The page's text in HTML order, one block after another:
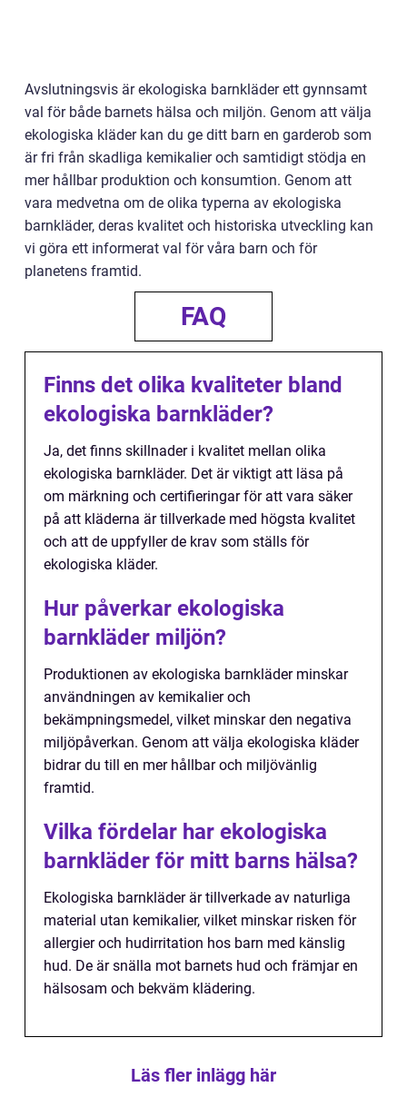
Avslutningsvis är ekologiska barnkläder ett gynnsamt
val för både barnets hälsa och miljön. Genom att välja
ekologiska kläder kan du ge ditt barn en garderob som
är fri från skadliga kemikalier och samtidigt stödja en
mer hållbar produktion och konsumtion. Genom att
vara medvetna om de olika typerna av ekologiska
barnkläder, deras kvalitet och historiska utveckling kan
vi göra ett informerat val för våra barn och för
planetens framtid.
FAQ
Finns det olika kvaliteter bland
ekologiska barnkläder?
Ja, det finns skillnader i kvalitet mellan olika
ekologiska barnkläder. Det är viktigt att läsa på
om märkning och certifieringar för att vara säker
på att kläderna är tillverkade med högsta kvalitet
och att de uppfyller de krav som ställs för
ekologiska kläder.
Hur påverkar ekologiska
barnkläder miljön?
Produktionen av ekologiska barnkläder minskar
användningen av kemikalier och
bekämpningsmedel, vilket minskar den negativa
miljöpåverkan. Genom att välja ekologiska kläder
bidrar du till en mer hållbar och miljövänlig
framtid.
Vilka fördelar har ekologiska
barnkläder för mitt barns hälsa?
Ekologiska barnkläder är tillverkade av naturliga
material utan kemikalier, vilket minskar risken för
allergier och hudirritation hos barn med känslig
hud. De är snälla mot barnets hud och främjar en
hälsosam och bekväm klädering.
Läs fler inlägg här